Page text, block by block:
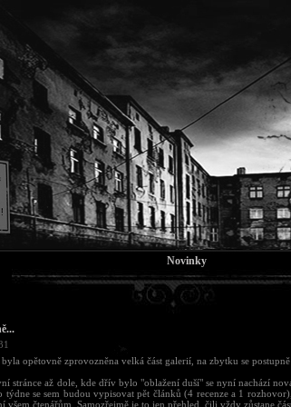
Novinky
opětovně zprovozněna velká část galerií, na zbytku se postupně
stránce až dole, kde dřív bylo "oblažení duší" se nyní nachází
týdne se sem budou vypisovat pět článků (4 recenze a 1
všem čtenářům. Samozřejmě je to jen přehled, čili vždy zůstane část